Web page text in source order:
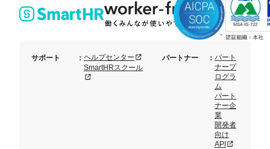
セッ
ン
サポート ： ヘルプセンター 新規タブまたはウィンドウで開く
SmartHRスクール
新規タブまたはウィンドウで開く
パートナー ： パート
ナープ
ログラ
ム
パート
ナー企
業
開発者
向け
API新規タブま